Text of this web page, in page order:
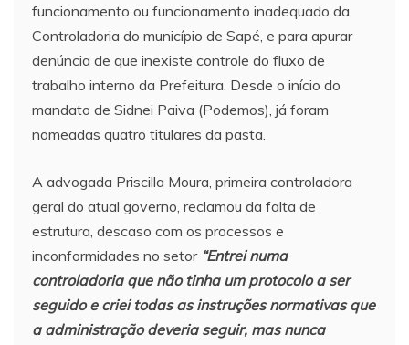
funcionamento ou funcionamento inadequado da
Controladoria do município de Sapé, e para apurar
denúncia de que inexiste controle do fluxo de
trabalho interno da Prefeitura. Desde o início do
mandato de Sidnei Paiva (Podemos), já foram
nomeadas quatro titulares da pasta.
A advogada Priscilla Moura, primeira controladora
geral do atual governo, reclamou da falta de
estrutura, descaso com os processos e
inconformidades no setor“Entrei numa
controladoria que não tinha um protocolo a ser
seguido e criei todas as instruções normativas que
a administração deveria seguir, mas nunca